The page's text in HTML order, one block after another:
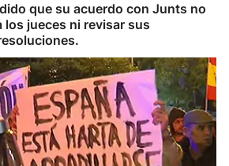
que su acuerdo con Junts no
los jueces ni revisar sus